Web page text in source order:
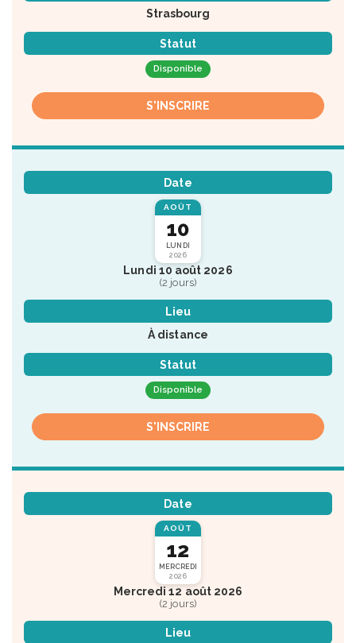
Strasbourg
Statut
Disponible
S'INSCRIRE
Date
AOÛT
10
LUNDI
2026
Lundi 10 août 2026
(2 jours)
Lieu
À distance
Statut
Disponible
S'INSCRIRE
Date
AOÛT
12
MERCREDI
2026
Mercredi 12 août 2026
(2 jours)
Lieu